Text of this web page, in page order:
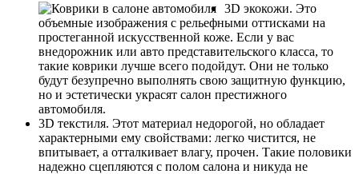
3D экокожи. Это
объемные изображения с рельефными оттисками на
простеганной искусственной коже. Если у вас
внедорожник или авто представительского класса, то
такие коврики лучше всего подойдут. Они не только
будут безупречно выполнять свою защитную функцию,
но и эстетически украсят салон престижного
автомобиля.
3D текстиля. Этот материал недорогой, но обладает
характерными ему свойствами: легко чистится, не
впитывает, а отталкивает влагу, прочен. Такие половики
надежно сцепляются с полом салона и никуда не